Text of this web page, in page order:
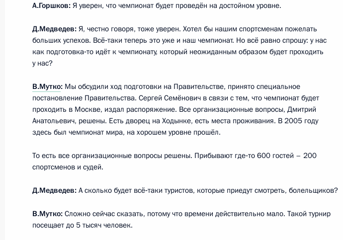
Совещание по вопросу исполнения поручений Президента
28 марта 2011 года, 15:00
Рабочая встреча с Заместителем Председателя Правительства
Александром Жуковым
10 февраля 2011 года, 14:30
Рабочая встреча с Заместителем Председателя Правительства
А.Горшков: Я уверен, что чемпионат будет проведён на достойном уровне.
Д.Медведев: Я, честно говоря, тоже уверен. Хотел бы нашим спортсменам пожелать
больших успехов. Всё‑таки теперь это уже и наш чемпионат. Но всё равно спрошу: у нас
как подготовка‑то идёт к чемпионату, который неожиданным образом будет проходить
у нас?
В.Мутко: Мы обсудили ход подготовки на Правительстве, принято специальное
постановление Правительства. Сергей Семёнович в связи с тем, что чемпионат будет
проходить в Москве, издал распоряжение. Все организационные вопросы, Дмитрий
Анатольевич, решены. Есть дворец на Ходынке, есть места проживания. В 2005 году
здесь был чемпионат мира, на хорошем уровне прошёл.
То есть все организационные вопросы решены. Прибывают где‑то 600 гостей – 200
спортсменов и судей.
Д.Медведев: А сколько будет всё‑таки туристов, которые приедут смотреть, болельщиков?
В.Мутко: Сложно сейчас сказать, потому что времени действительно мало. Такой турнир
посещает до 5 тысяч человек.